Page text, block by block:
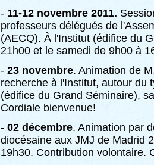
- 11-12 novembre 2011.
professeurs délégués de
(AECQ). À l'Institut (édifice du
21h00 et le samedi de 9h00 à
- 23 novembre. Animation de
recherche à l'Institut, autour du
(édifice du Grand Séminaire),
Cordiale bienvenue!
- 02 décembre. Animation par
diocésaine aux JMJ de Madrid
19h30. Contribution volontaire.